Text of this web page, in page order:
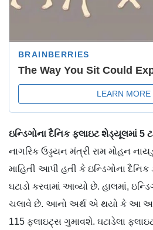
ઇન્ડિગોના દૈનિક ફ્લાઇટ શેડ્યૂલમાં 5
નાગરિક ઉડ્ડયન મંત્રી રામ મોહન
માહિતી આપી હતી કે ઇન્ડિગોના
ઘટાડો કરવામાં આવ્યો છે. હાલમાં,
ચલાવે છે. આનો અર્થ એ થયો કે આ
115 ફ્લાઇટ્સ ગુમાવશે. ઘટાડેલા